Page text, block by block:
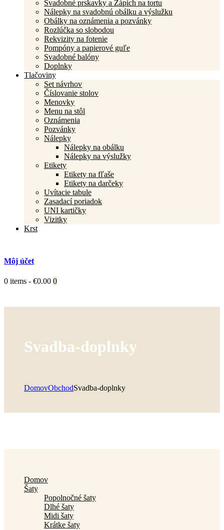
Svadobné prskavky a Zápich na tortu
Nálepky na svadobnú obálku a výslužku
Obálky na oznámenia a pozvánky
Rozlúčka so slobodou
Rekvizity na fotenie
Pompóny a papierové guľe
Svadobné balóny
Doplnky
Tlačoviny
Set návrhov
Číslovanie stolov
Menovky
Menu na stôl
Oznámenia
Pozvánky
Nálepky
Nálepky na obálku
Nálepky na výslužky
Etikety
Etikety na fľaše
Etikety na darčeky
Uvítacie tabule
Zasadací poriadok
UNI kartičky
Vizitky
Krst
Môj účet
0 items - €0.00 0
Svadba-doplnky
DomovObchodSvadba-doplnky
Domov
Šaty
Popolnočné šaty
Dlhé šaty
Midi šaty
Krátke šaty